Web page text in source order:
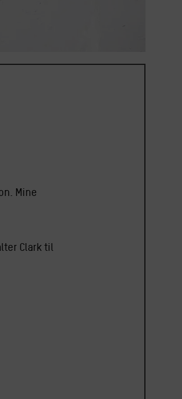
Mine
Clark til